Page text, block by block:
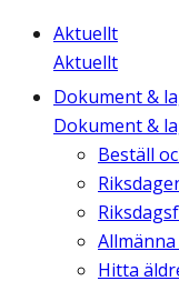
Aktuellt
Aktuellt
Dokument &
Dokument &
Beställ
Hitta